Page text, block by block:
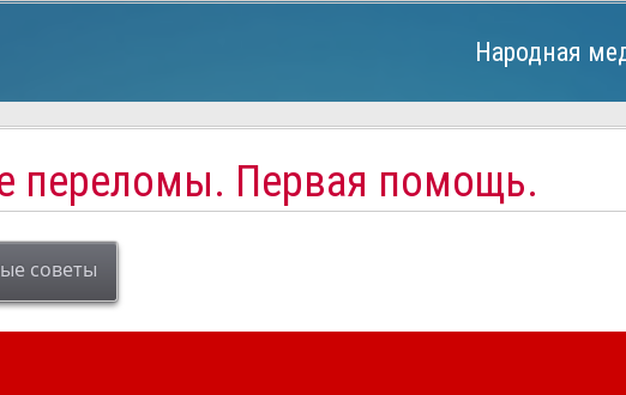
Народная
переломы. Первая помощь.
советы